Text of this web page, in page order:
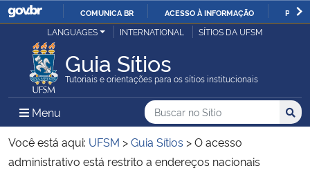
IR
O
COMUNICA BR ACESSO À INFORMAÇÃO
Ministério da Justiça e Segurança Pública
Ministério da Defesa
Ministério das Relações Exteriores
LANGUAGES INTERNATIONAL SÍTIOS DA UFSM
Guia Sítios
Tutoriais e orientações para os sítios institucionais
Menu Menu Principal do Sítio
Busca
Buscar no no Sítio
Busca:
Você está aqui: UFSM >Guia Sítios >O acesso
administrativo está restrito a endereços nacionais